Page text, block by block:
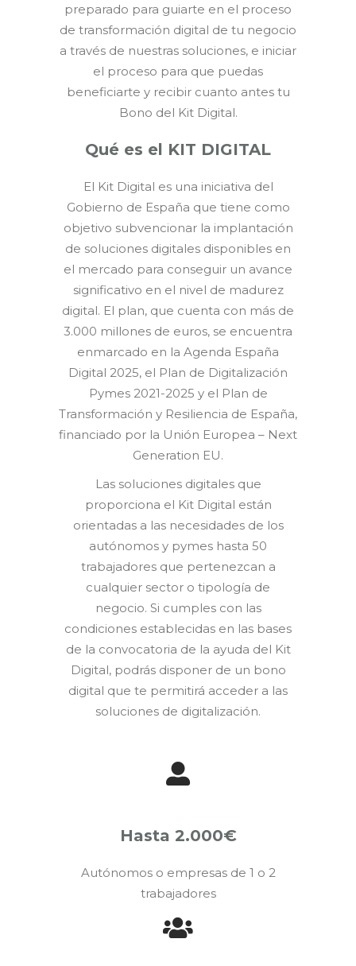
preparado para guiarte en el proceso
de transformación digital de tu negocio
a través de nuestras soluciones, e iniciar
el proceso para que puedas
beneficiarte y recibir cuanto antes tu
Bono del Kit Digital.
Qué es el KIT DIGITAL
El Kit Digital es una iniciativa del
Gobierno de España que tiene como
objetivo subvencionar la implantación
de soluciones digitales disponibles en
el mercado para conseguir un avance
significativo en el nivel de madurez
digital. El plan, que cuenta con más de
3.000 millones de euros, se encuentra
enmarcado en la Agenda España
Digital 2025, el Plan de Digitalización
Pymes 2021-2025 y el Plan de
Transformación y Resiliencia de España,
financiado por la Unión Europea – Next
Generation EU.
Las soluciones digitales que
proporciona el Kit Digital están
orientadas a las necesidades de los
autónomos y pymes hasta 50
trabajadores que pertenezcan a
cualquier sector o tipología de
negocio. Si cumples con las
condiciones establecidas en las bases
de la convocatoria de la ayuda del Kit
Digital, podrás disponer de un bono
digital que te permitirá acceder a las
soluciones de digitalización.
Hasta 2.000€
Autónomos o empresas de 1 o 2
trabajadores